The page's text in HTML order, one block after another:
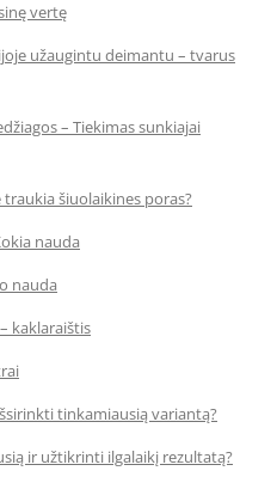
vertę
užaugintu deimantu – tvarus
– Tiekimas sunkiajai
šiuolaikines poras?
nauda
nauda
kaklaraištis
tinkamiausią variantą?
ir užtikrinti ilgalaikį rezultatą?